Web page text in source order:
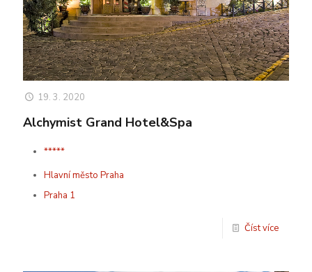
19. 3. 2020
Alchymist Grand Hotel&Spa
*****
Hlavní město Praha
Praha 1
Číst více